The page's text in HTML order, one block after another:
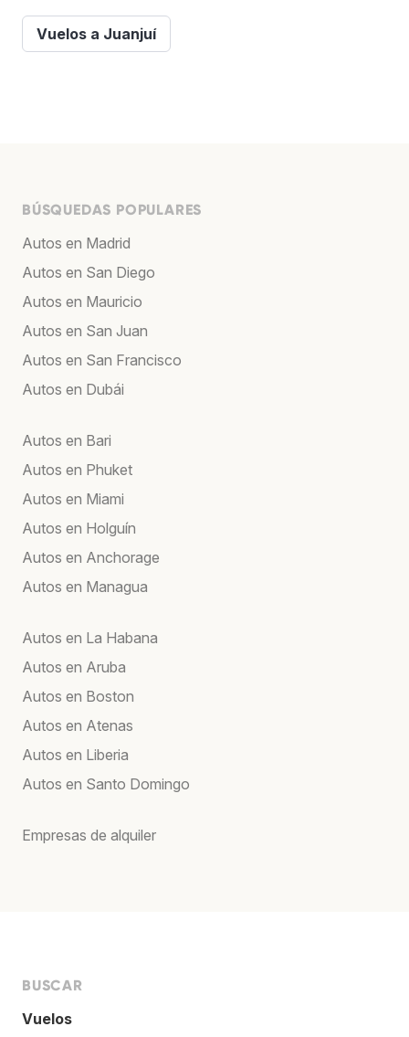
Vuelos a Juanjuí
BÚSQUEDAS POPULARES
Autos en Madrid
Autos en San Diego
Autos en Mauricio
Autos en San Juan
Autos en San Francisco
Autos en Dubái
Autos en Bari
Autos en Phuket
Autos en Miami
Autos en Holguín
Autos en Anchorage
Autos en Managua
Autos en La Habana
Autos en Aruba
Autos en Boston
Autos en Atenas
Autos en Liberia
Autos en Santo Domingo
Empresas de alquiler
BUSCAR
Vuelos